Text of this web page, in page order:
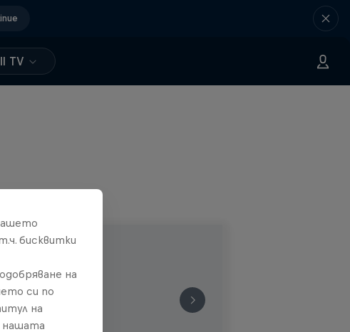
TV
бисквитки
на
си по
на
нашата